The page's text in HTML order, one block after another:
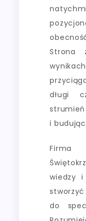
Strona
długi
i
wiedzy i
do